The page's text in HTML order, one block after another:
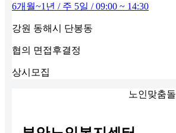
6개월~1년 / 주 5일 / 09:00 ~ 14:30
강원 동해시 단봉동
협의 면접후결정
상시모집
노인맞춤